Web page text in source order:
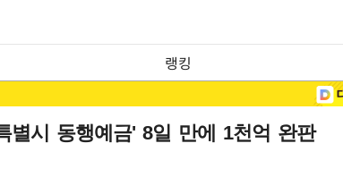
랭킹
별시 동행예금' 8일 만에 1천억 완판